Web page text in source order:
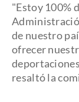
"Estoy 100%
de nuestro
ofrecer
resaltó la